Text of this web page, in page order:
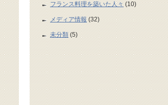
フランス料理を築いた人々(10)
メディア情報(32)
未分類(5)